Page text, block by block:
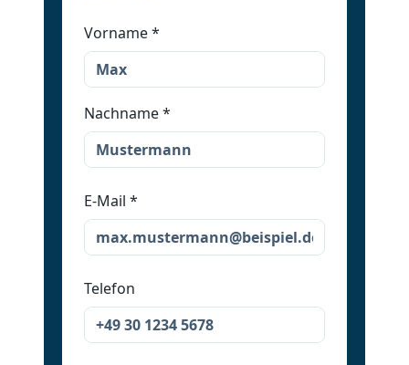
Vorname*
Nachname*
E-Mail *
Telefon